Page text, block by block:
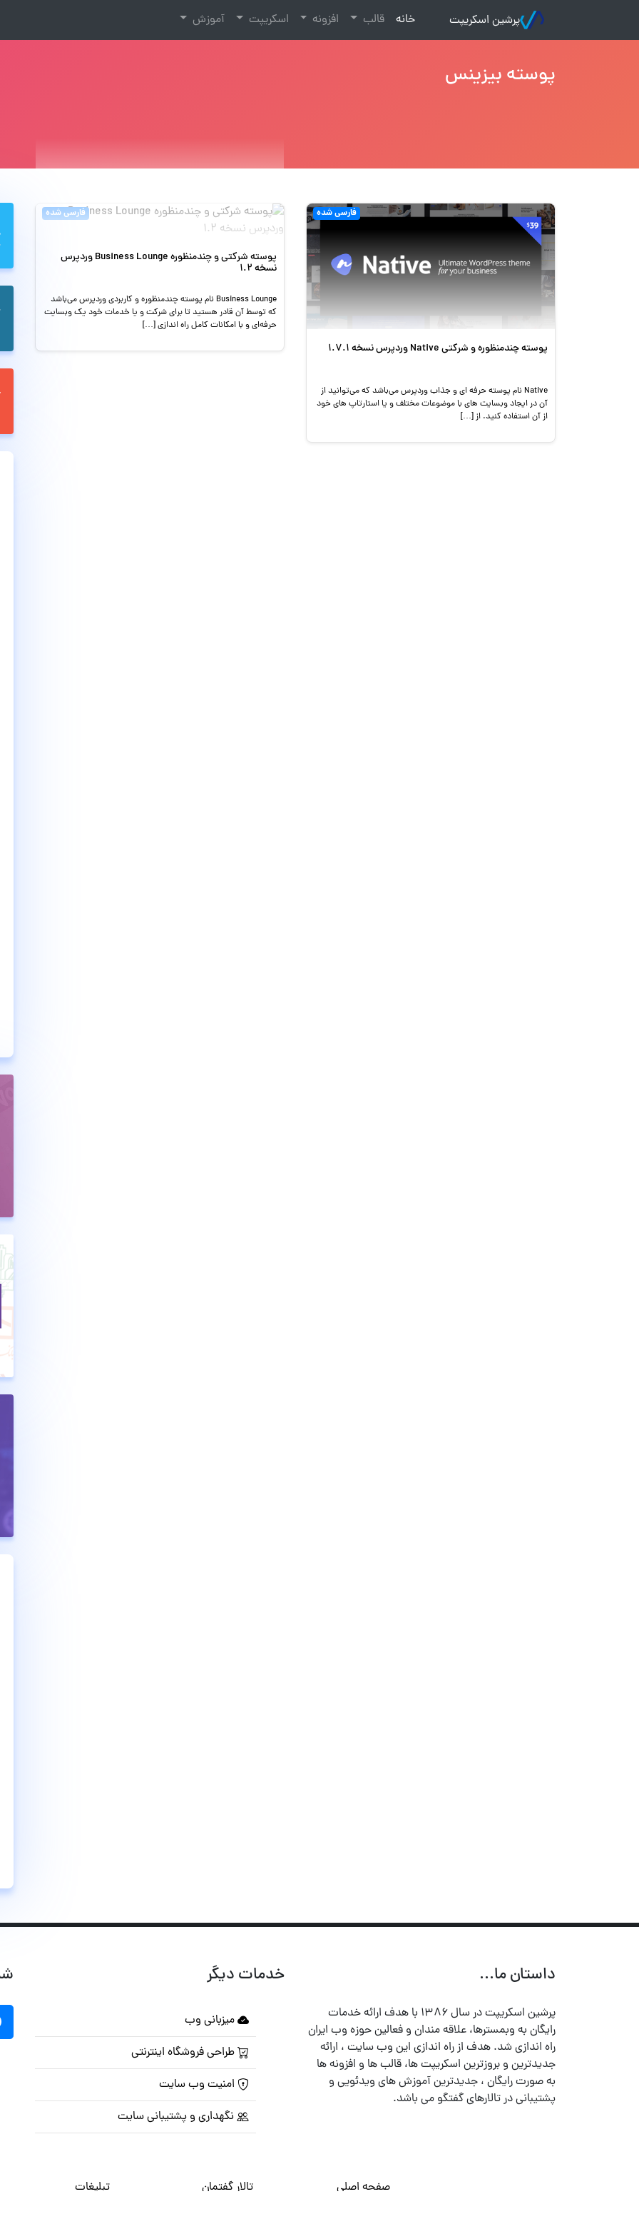
پرشین اسکریپت خانه
(current) قالب افزونه اسکریپت آموزش
پوسته بیزینس
فارسی شده
پوسته چندمنظوره و شرکتی Native وردپرس نسخه 1.7.1
Native نام پوسته حرفه ای و جذاب وردپرس می‌باشد که می‌توانید از
آن در ایجاد وبسایت های با موضوعات مختلف و یا استارتاپ های خود
از آن استفاده کنید. از […]
فارسی شده
پوسته شرکتی و چندمنظوره Business Lounge وردپرس
نسخه 1.2
Business Lounge نام پوسته چندمنظوره و کاربردی وردپرس می‌باشد
که توسط آن قادر هستید تا برای شرکت و یا خدمات خود یک وبسایت
حرفه‌ای و با امکانات کامل راه اندازی […]
داستان ما...
پرشین اسکریپت در سال ۱۳۸۶ با هدف ارائه خدمات
رایگان به وبمسترها، علاقه مندان و فعالین حوزه وب ایران
راه اندازی شد. هدف از راه اندازی این وب سایت ، ارائه
جدیدترین و بروزترین اسکریپت ها، قالب ها و افزونه ها
به صورت رایگان ، جدیدترین آموزش های ویدئویی و
پشتیبانی در تالارهای گفتگو می باشد.
خدمات دیگر
میزبانی وب
طراحی فروشگاه اینترنتی
امنیت وب سایت
نگهداری و پشتیبانی سایت
صفحه اصلی تالار گفتمان تبلیغات